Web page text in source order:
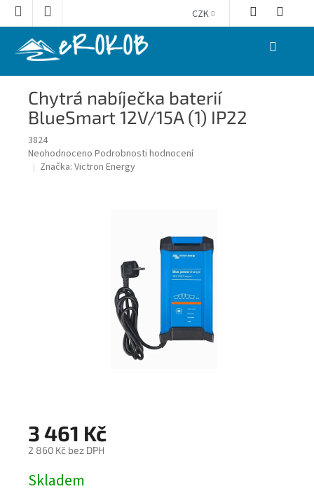
Přejít
CZK
NÁKUPNÍ
Chytrá nabíječka baterií
BlueSmart 12V/15A (1) IP22
3824
Průměrné
hodnocení
Neohodnoceno Podrobnosti hodnocení
Značka: Victron Energy
3 461 Kč
2 860 Kč bez DPH
cena:
Skladem